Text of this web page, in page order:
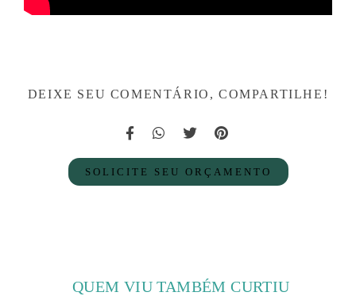
DEIXE SEU COMENTÁRIO, COMPARTILHE!
SOLICITE SEU ORÇAMENTO
QUEM VIU TAMBÉM CURTIU